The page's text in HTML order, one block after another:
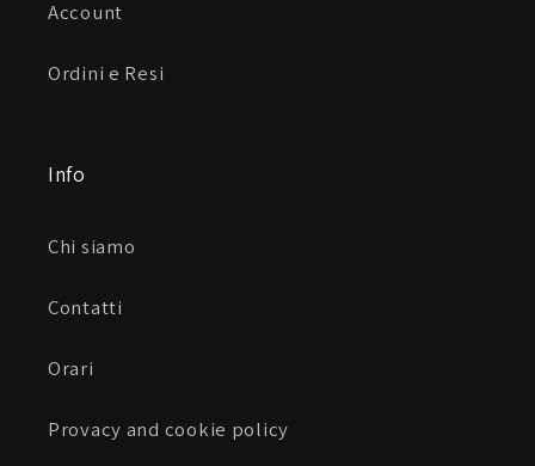
Account
Ordini e Resi
Info
Chi siamo
Contatti
Orari
Provacy and cookie policy